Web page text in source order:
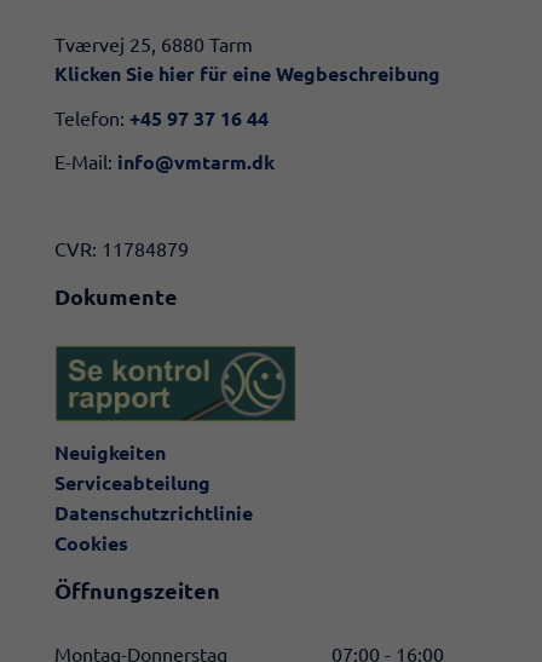
​​Tværvej 25, 6880 Tarm
Klicken Sie hier für eine Wegbeschreibung​
Telefon: +45 97 37 16 44
E-Mail: info@vmtarm.dk
CVR: 11784879
Dokumente
Neuigkeiten
Serviceabteilung
Datenschutzrichtlinie
Cookies
Öffnungszeiten
Montag-Donnerstag
07:00 - 16:00